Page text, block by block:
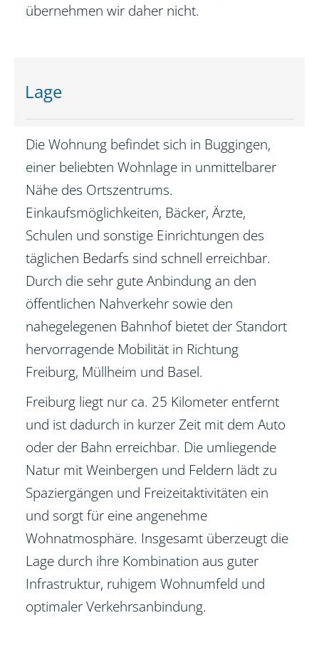
übernehmen wir daher nicht.
Lage
Die Wohnung befindet sich in Buggingen,
einer beliebten Wohnlage in unmittelbarer
Nähe des Ortszentrums.
Einkaufsmöglichkeiten, Bäcker, Ärzte,
Schulen und sonstige Einrichtungen des
täglichen Bedarfs sind schnell erreichbar.
Durch die sehr gute Anbindung an den
öffentlichen Nahverkehr sowie den
nahegelegenen Bahnhof bietet der Standort
hervorragende Mobilität in Richtung
Freiburg, Müllheim und Basel.
Freiburg liegt nur ca. 25 Kilometer entfernt
und ist dadurch in kurzer Zeit mit dem Auto
oder der Bahn erreichbar. Die umliegende
Natur mit Weinbergen und Feldern lädt zu
Spaziergängen und Freizeitaktivitäten ein
und sorgt für eine angenehme
Wohnatmosphäre. Insgesamt überzeugt die
Lage durch ihre Kombination aus guter
Infrastruktur, ruhigem Wohnumfeld und
optimaler Verkehrsanbindung.